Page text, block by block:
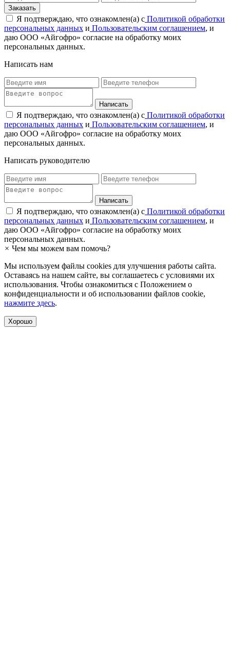
Я подтверждаю, что ознакомлен(а) с Политикой обработки
персональных данных и Пользовательским соглашением, и
даю ООО «Айгофро» согласие на обработку моих
персональных данных.
Написать нам
Я подтверждаю, что ознакомлен(а) с Политикой обработки
персональных данных и Пользовательским соглашением, и
даю ООО «Айгофро» согласие на обработку моих
персональных данных.
Написать руководителю
Я подтверждаю, что ознакомлен(а) с Политикой обработки
персональных данных и Пользовательским соглашением, и
даю ООО «Айгофро» согласие на обработку моих
персональных данных.
× Чем мы можем вам помочь?
Мы используем файлы cookies для улучшения работы сайта.
Оставаясь на нашем сайте, вы соглашаетесь с условиями их
использования. Чтобы ознакомиться с Положением о
конфиденциальности и об использовании файлов cookie,
нажмите здесь.
Хорошо